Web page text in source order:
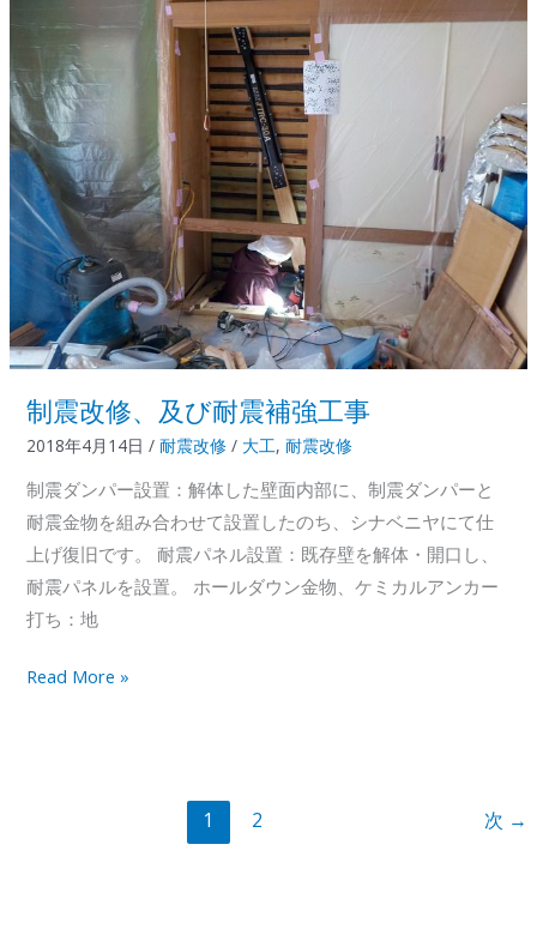
ニ
ッ
ト
の
交
換・
改
修
制震改修、及び耐震補強工事
2018年4月14日/耐震改修 / 大工,耐震改修
制震ダンパー設置：解体した壁面内部に、制震ダンパーと
耐震金物を組み合わせて設置したのち、シナベニヤにて仕
上げ復旧です。 耐震パネル設置：既存壁を解体・開口し、
耐震パネルを設置。 ホールダウン金物、ケミカルアンカー
打ち：地
制
Read More »
1 2 次 →